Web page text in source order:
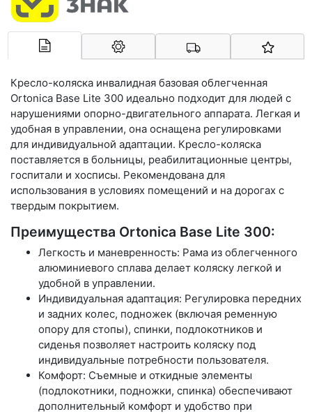
Кресло-коляска инвалидная базовая облегченная
Ortonica Base Lite 300 идеально подходит для людей с
нарушениями опорно-двигательного аппарата. Легкая и
удобная в управлении, она оснащена регулировками
для индивидуальной адаптации. Кресло-коляска
поставляется в больницы, реабилитационные центры,
госпитали и хосписы. Рекомендована для
использования в условиях помещений и на дорогах с
твердым покрытием.
Преимущества Ortonica Base Lite 300:
Легкость и маневренность: Рама из облегченного
алюминиевого сплава делает коляску легкой и
удобной в управлении.
Индивидуальная адаптация: Регулировка передних
и задних колес, подножек (включая ременную
опору для стопы), спинки, подлокотников и
сиденья позволяет настроить коляску под
индивидуальные потребности пользователя.
Комфорт: Съемные и откидные элементы
(подлокотники, подножки, спинка) обеспечивают
дополнительный комфорт и удобство при